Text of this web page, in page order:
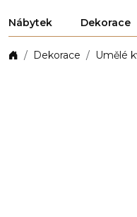
Nábytek Dekorace
Dekorace Umělé